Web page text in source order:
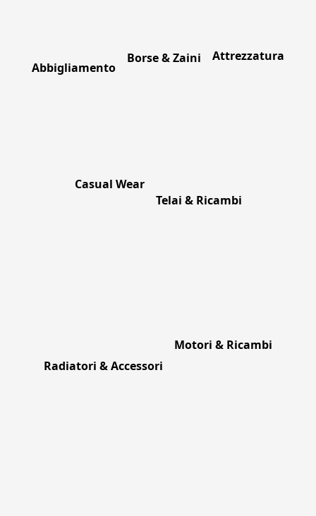
Abbigliamento
Borse & Zaini Attrezzatura
Casual Wear
Telai & Ricambi
Radiatori & Accessori
Motori & Ricambi